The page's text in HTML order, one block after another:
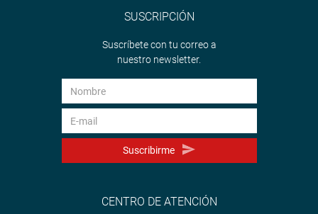
SUSCRIPCIÓN
Suscríbete con tu correo a
nuestro newsletter.
Suscribirme
CENTRO DE ATENCIÓN